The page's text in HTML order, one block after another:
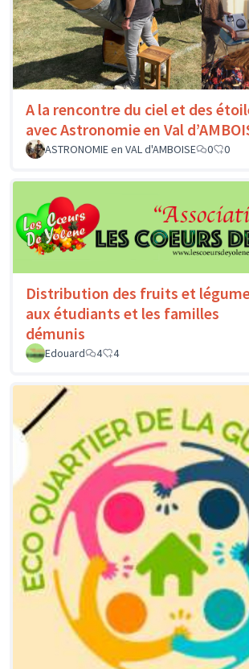
A la rencontre du ciel et des
avec Astronomie en Val
ASTRONOMIE en VAL d'AMBOISE
0 0
Distribution des fruits et
aux étudiants et les familles
démunis
Edouard 4 4